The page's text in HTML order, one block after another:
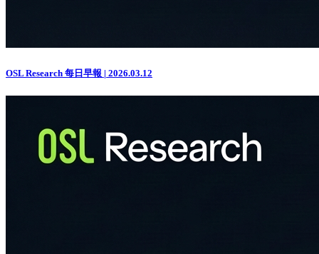
OSL Research 每日早報 | 2026.03.12